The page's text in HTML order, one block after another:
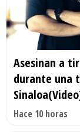
Asesinan a
durante una
Hace 10 horas